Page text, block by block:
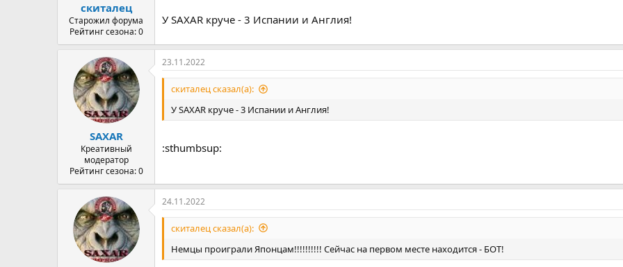
скиталец
Старожил форума
Рейтинг сезона: 0
У SAXAR круче - 3 Испании и Англия!
SAXAR
Креативный
модератор
Рейтинг сезона: 0
23.11.2022
скиталец сказал(а):
У SAXAR круче - 3 Испании и Англия!
:sthumbsup:
24.11.2022
скиталец сказал(а):
Немцы проиграли Японцам!!!!!!!!!! Сейчас на первом месте находится - БОТ!